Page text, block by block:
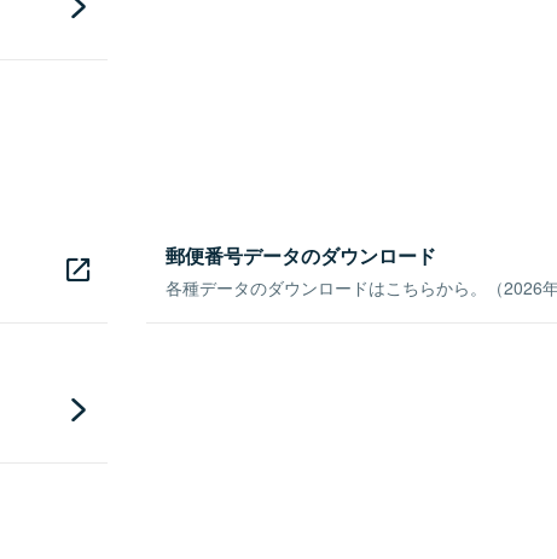
郵便番号データのダウンロード
各種データのダウンロードはこちらから。（2026